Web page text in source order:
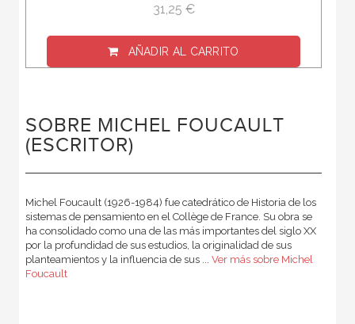
31,25 €
AÑADIR AL CARRITO
SOBRE MICHEL FOUCAULT
(ESCRITOR)
Michel Foucault (1926-1984) fue catedrático de Historia de los
sistemas de pensamiento en el Collège de France. Su obra se
ha consolidado como una de las más importantes del siglo XX
por la profundidad de sus estudios, la originalidad de sus
planteamientos y la influencia de sus ... Ver más sobre Michel
Foucault